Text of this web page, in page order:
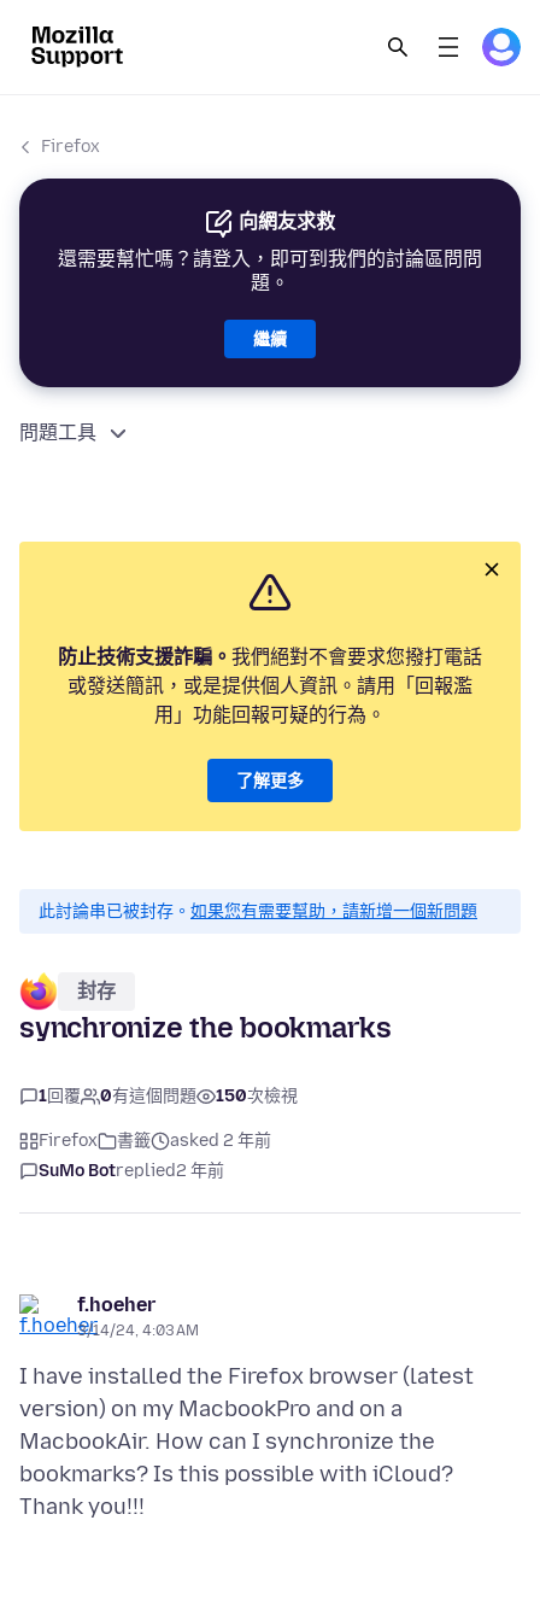
Firefox
向網友求救
還需要幫忙嗎？請登入，即可到我們的討論區問問
題。
繼續
問題工具
防止技術支援詐騙。 我們絕對不會要求您撥打電話
或發送簡訊，或是提供個人資訊。請用「回報濫
用」功能回報可疑的行為。
了解更多
此討論串已被封存。 如果您有需要幫助，請新增一個新問題
封存
synchronize the bookmarks
1回覆 0有這個問題 150次檢視
Firefox 書籤
asked 2 年前
SuMo Botreplied2 年前
f.hoeher
3/14/24, 4:03 AM
I have installed the Firefox browser (latest
version) on my MacbookPro and on a
MacbookAir. How can I synchronize the
bookmarks? Is this possible with iCloud?